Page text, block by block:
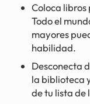
Coloca libros
Todo el
mayores
habilidad.
Desconecta
la biblioteca
de tu lista de